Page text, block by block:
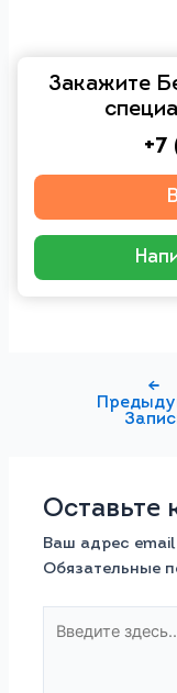
Закажите
+7
←
Оставьте
Ваш адрес
Обязательные